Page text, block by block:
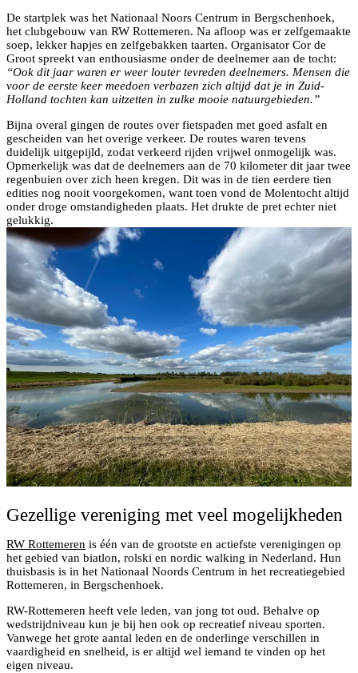
De startplek was het Nationaal Noors Centrum in Bergschenhoek,
het clubgebouw van RW Rottemeren. Na afloop was er zelfgemaakte
soep, lekker hapjes en zelfgebakken taarten. Organisator Cor de
Groot spreekt van enthousiasme onder de deelnemer aan de tocht:
“Ook dit jaar waren er weer louter tevreden deelnemers. Mensen die
voor de eerste keer meedoen verbazen zich altijd dat je in Zuid-
Holland tochten kan uitzetten in zulke mooie natuurgebieden.”
Bijna overal gingen de routes over fietspaden met goed asfalt en
gescheiden van het overige verkeer. De routes waren tevens
duidelijk uitgepijld, zodat verkeerd rijden vrijwel onmogelijk was.
Opmerkelijk was dat de deelnemers aan de 70 kilometer dit jaar twee
regenbuien over zich heen kregen. Dit was in de tien eerdere tien
edities nog nooit voorgekomen, want toen vond de Molentocht altijd
onder droge omstandigheden plaats. Het drukte de pret echter niet
gelukkig.
Gezellige vereniging met veel mogelijkheden
RW Rottemeren is één van de grootste en actiefste verenigingen op
het gebied van biatlon, rolski en nordic walking in Nederland. Hun
thuisbasis is in het Nationaal Noords Centrum in het recreatiegebied
Rottemeren, in Bergschenhoek.
RW-Rottemeren heeft vele leden, van jong tot oud. Behalve op
wedstrijdniveau kun je bij hen ook op recreatief niveau sporten.
Vanwege het grote aantal leden en de onderlinge verschillen in
vaardigheid en snelheid, is er altijd wel iemand te vinden op het
eigen niveau.